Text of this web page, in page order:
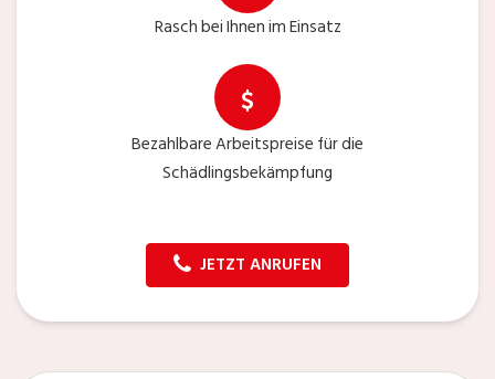
Rasch bei Ihnen im Einsatz
Bezahlbare Arbeitspreise für die
Schädlingsbekämpfung
JETZT ANRUFEN